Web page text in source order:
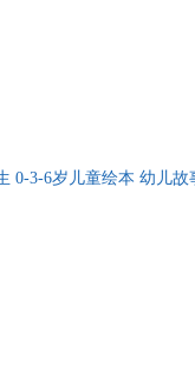
0-3-6岁儿童绘本 幼儿故